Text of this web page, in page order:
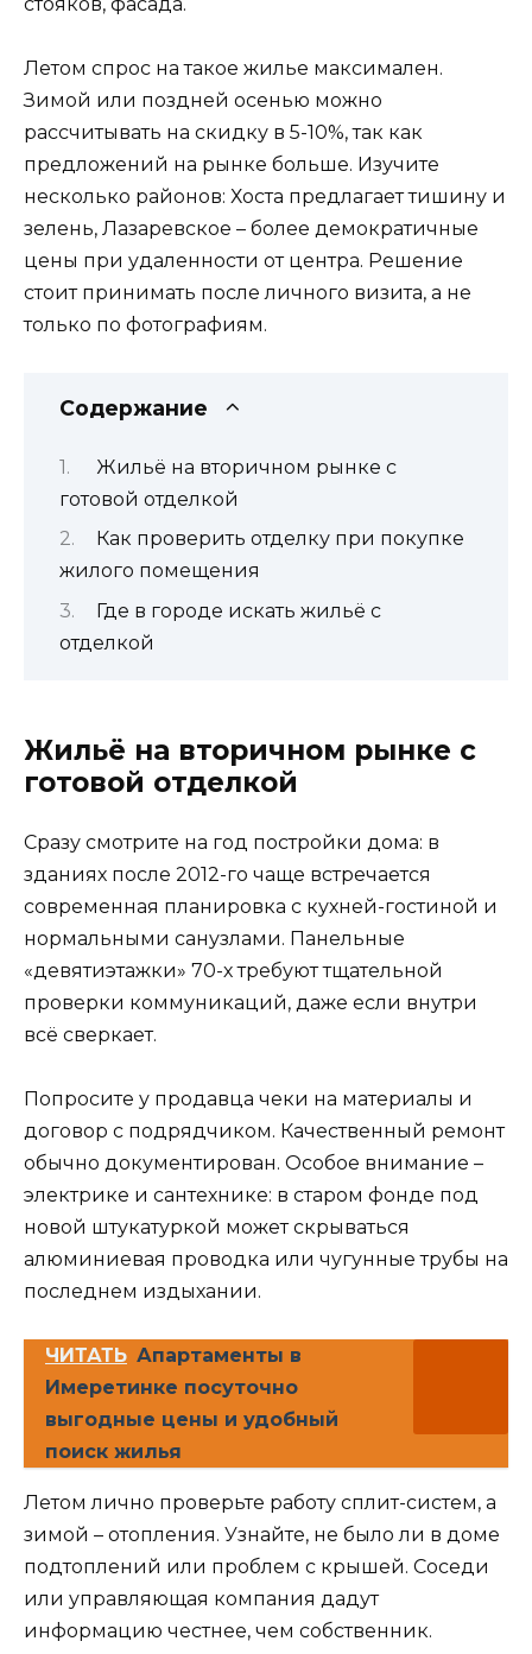
Летом спрос на такое жилье максимален.
Зимой или поздней осенью можно
рассчитывать на скидку в 5-10%, так как
предложений на рынке больше. Изучите
несколько районов: Хоста предлагает тишину и
зелень, Лазаревское – более демократичные
цены при удаленности от центра. Решение
стоит принимать после личного визита, а не
только по фотографиям.
Содержание
Жильё на вторичном рынке с
готовой отделкой
Как проверить отделку при покупке
жилого помещения
Где в городе искать жильё с
отделкой
Жильё на вторичном рынке с
готовой отделкой
Сразу смотрите на год постройки дома: в
зданиях после 2012-го чаще встречается
современная планировка с кухней-гостиной и
нормальными санузлами. Панельные
«девятиэтажки» 70-х требуют тщательной
проверки коммуникаций, даже если внутри
всё сверкает.
Попросите у продавца чеки на материалы и
договор с подрядчиком. Качественный ремонт
обычно документирован. Особое внимание –
электрике и сантехнике: в старом фонде под
новой штукатуркой может скрываться
алюминиевая проводка или чугунные трубы на
последнем издыхании.
ЧИТАТЬ Апартаменты в
Имеретинке посуточно
выгодные цены и удобный
поиск жилья
Летом лично проверьте работу сплит-систем, а
зимой – отопления. Узнайте, не было ли в доме
подтоплений или проблем с крышей. Соседи
или управляющая компания дадут
информацию честнее, чем собственник.